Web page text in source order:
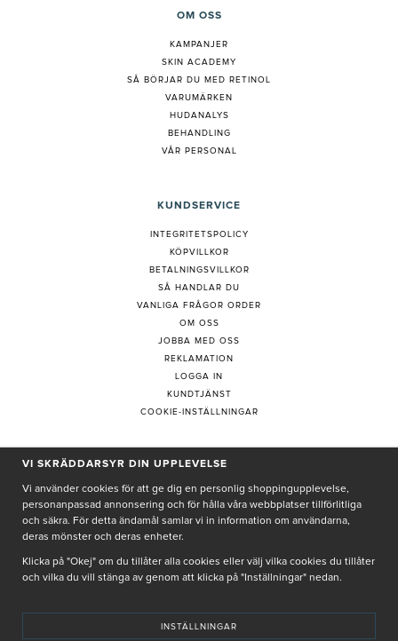
OM OSS
KAMPANJER
SKIN ACADEMY
SÅ BÖRJAR DU MED RETINOL
VARUMÄRKEN
HUDANALYS
BEHANDLING
VÅR PERSONAL
KUNDSERVICE
INTEGRITETSPOLICY
KÖPVILLKOR
BETALNINGSVILLKOR
SÅ HANDLAR DU
VANLIGA FRÅGOR ORDER
OM OSS
JOBBA MED OSS
REKLAMATION
LOGGA IN
KUNDTJÄNST
COOKIE-INSTÄLLNINGAR
PRENUMERERA PÅ NYHETSBREV
Genom att ge min e-post, accepterar jag Seth och Sallyintegritetspolicy
De uppgifter du matar in kommer endast användas till våra nyhetsbrev.
VI SKRÄDDARSYR DIN UPPLEVELSE
Vi använder cookies för att ge dig en personlig shoppingupplevelse,
personanpassad annonsering och för hålla våra webbplatser tillförlitliga
och säkra. För detta ändamål samlar vi in information om användarna,
deras mönster och deras enheter.
Klicka på "Okej" om du tillåter alla cookies eller välj vilka cookies du tillåter
och vilka du vill stänga av genom att klicka på "Inställningar" nedan.
INSTÄLLNINGAR